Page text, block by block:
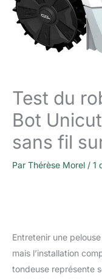
Test du
Bot
sans fil
Par Thérèse Morel / 1
Entretenir une
mais l’installation
tondeuse représente